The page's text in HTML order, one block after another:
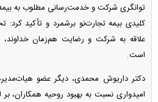
توانگری شرکت و خدمت‌رسانی مطلوب به
کلیدی بیمه تجارت‌نو برشمرد و تأکید
علاقه به شرکت و رضایت هم‌زمان خداوند،
است.
دکتر داریوش محمدی، دیگر عضو
امیدواری نسبت به بهبود روحیه همکاران،